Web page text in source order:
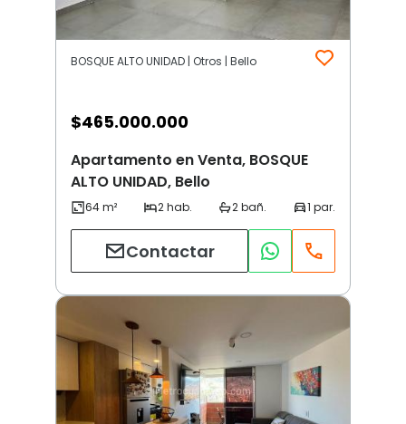
BOSQUE ALTO UNIDAD | Otros | Bello
$465.000.000
Apartamento en Venta, BOSQUE
ALTO UNIDAD, Bello
Contactar